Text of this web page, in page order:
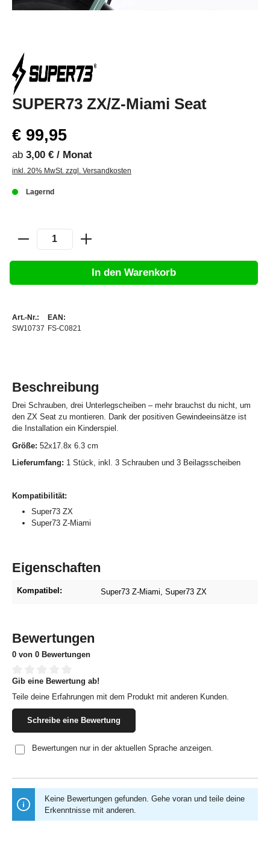
SUPER73 ZX/Z-Miami Seat
€ 99,95
ab 3,00 € / Monat
inkl. 20% MwSt. zzgl. Versandkosten
Lagernd
In den Warenkorb
Art.-Nr.:
SW10737
EAN:
FS-C0821
Beschreibung
Drei Schrauben, drei Unterlegscheiben – mehr brauchst du nicht, um
den ZX Seat zu montieren. Dank der positiven Gewindeeinsätze ist
die Installation ein Kinderspiel.
Größe: 52x17.8x 6.3 cm
Lieferumfang: 1 Stück, inkl. 3 Schrauben und 3 Beilagsscheiben
Kompatibilität:
Super73 ZX
Super73 Z-Miami
Eigenschaften
Kompatibel: Super73 Z-Miami , Super73 ZX
Bewertungen
0 von 0 Bewertungen
Durchschnittliche Bewertung von 0 von 5 Sternen
Gib eine Bewertung ab!
Teile deine Erfahrungen mit dem Produkt mit anderen Kunden.
Schreibe eine Bewertung
Bewertungen nur in der aktuellen Sprache anzeigen.
Keine Bewertungen gefunden. Gehe voran und teile deine
Erkenntnisse mit anderen.